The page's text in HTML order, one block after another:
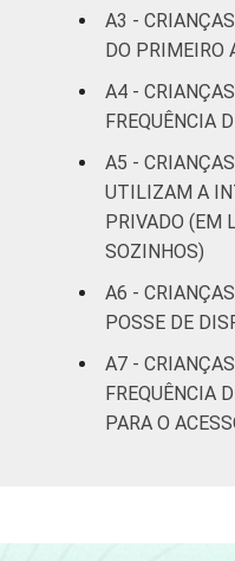
CLASSE
À INTERNET
A3 -
DO PRIMEIRO
A4 -
FREQUÊNCIA
A5 -
UTILIZAM A
PRIVADO (EM
SOZINHOS)
A6 -
POSSE DE
A7 -
FREQUÊNCIA
PARA O